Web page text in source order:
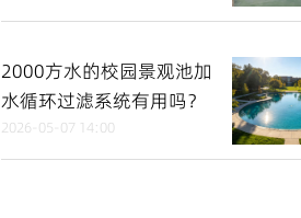
2000方水的校园景观池加
水循环过滤系统有用吗？
2026-05-07 14:00